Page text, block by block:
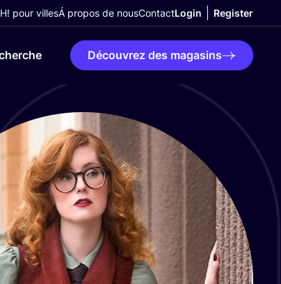
pour villesÁ propos de nousContactLogin Register
Découvrez des magasins